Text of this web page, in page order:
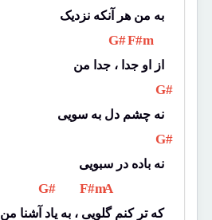
به من هر آنکه نزدیک
G# F#m
از او جدا ، جدا من
G#
نه چشم دل به سویی
G#
نه باده در سبویی
G# F#m
A
که تر کنم گلویی ، به یاد آشنا من